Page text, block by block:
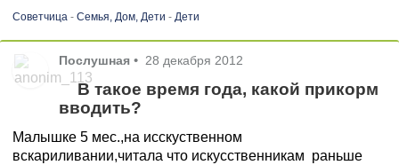
Советчица- Семья, Дом, Дети - Дети
Послушная • 28 декабря 2012
В такое время года, какой прикорм
вводить?
Малышке 5 мес.,на исскуственном
вскариливании,читала что искусственникам раньше